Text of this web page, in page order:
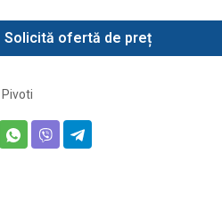
Solicită ofertă de preț
Pivoti